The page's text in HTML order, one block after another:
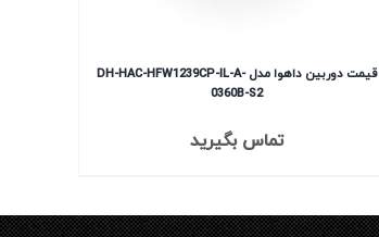
قیمت دوربین داهوا مدل DH-HAC-HFW1239CP-IL-A-
0360B-S2
تماس بگیرید